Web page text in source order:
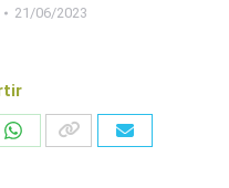
21/06/2023
Share